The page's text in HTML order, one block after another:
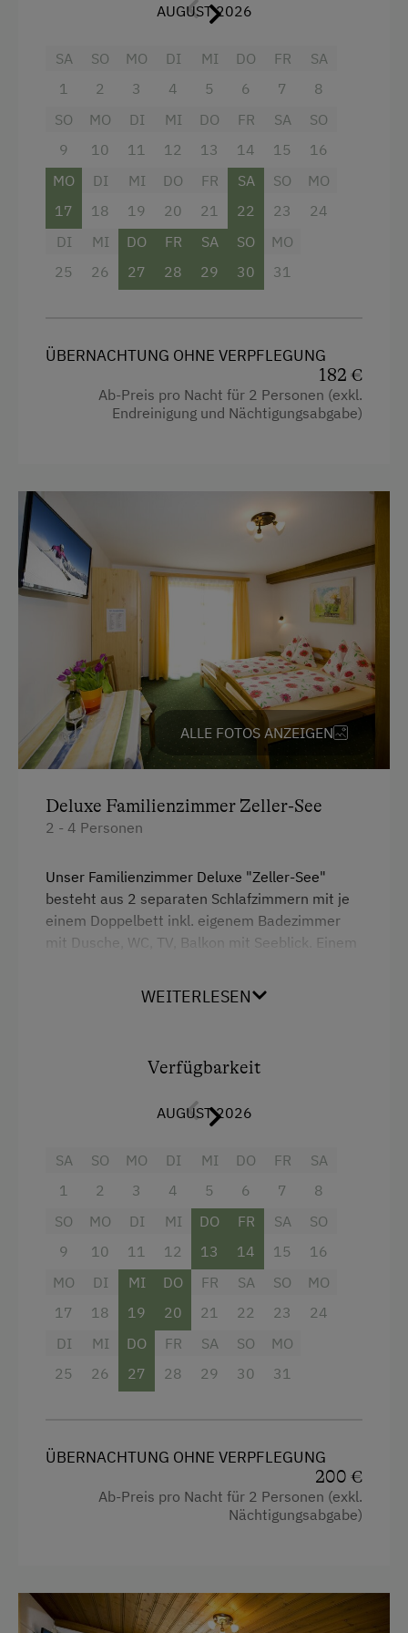
Personen, Esstisch, Kasten, TV, komplett
Gefrierfach, Herdplatten und Backrohr mit
Dunstabzug, Geschirrspüler, Mikrowelle,
Kochgeschirr und Kochutensilien.
Ausstattung
4 Plattenherd
Aussicht auf eine Berglandschaft
Backofen
Fernseher
Haarföhn
Handtücher
Wasserkocher
Küchenausstattung
Kühlschrank
Doppelbett (Kingsize)
Ausziehcouch
Stockbett
AUGUST 2026
SA
1
SO
2
MO
3
DI
4
MI
5
DO
6
FR
7
SA
8
SO
9
MO
10
DI
11
MI
12
DO
13
FR
14
SA
15
SO
16
MO
17
DI
18
MI
19
DO
20
FR
21
SA
22
SO
23
MO
24
DI
25
MI
26
DO
27
FR
28
SA
29
SO
30
MO
31
ÜBERNACHTUNG OHNE VERPFLEGUNG
182 €
Ab-Preis pro Nacht für 2 Personen (exkl.
Endreinigung und Nächtigungsabgabe)
ALLE FOTOS ANZEIGEN
Deluxe Familienzimmer Zeller-See
2 - 4 Personen
Unser Familienzimmer Deluxe "Zeller-See"
besteht aus 2 separaten Schlafzimmern mit je
einem Doppelbett inkl. eigenem Badezimmer
mit Dusche, WC, TV, Balkon mit Seeblick. Einem
Esstisch. Nichtraucherzimmer.
Fernseher
Dusche
Aussicht auf eine Berglandschaft
Mikrowelle
Handtücher
Haupthaus
Kinderbett
WEITERLESEN
Verfügbarkeit
AUGUST 2026
SA
1
SO
2
MO
3
DI
4
MI
5
DO
6
FR
7
SA
8
SO
9
MO
10
DI
11
MI
12
DO
13
FR
14
SA
15
SO
16
MO
17
DI
18
MI
19
DO
20
FR
21
SA
22
SO
23
MO
24
DI
25
MI
26
DO
27
FR
28
SA
29
SO
30
MO
31
ÜBERNACHTUNG OHNE VERPFLEGUNG
200 €
Ab-Preis pro Nacht für 2 Personen (exkl.
Nächtigungsabgabe)